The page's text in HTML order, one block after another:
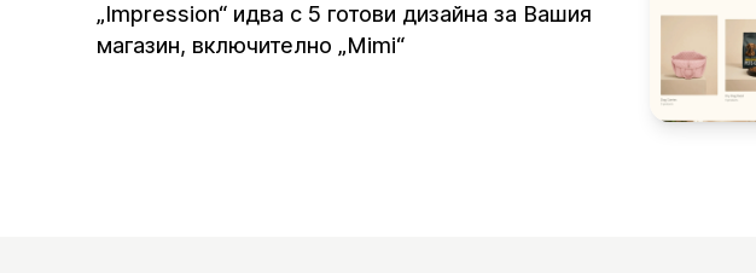
„Impression“ идва с 5 готови дизайна за Вашия
магазин, включително „Mimi“